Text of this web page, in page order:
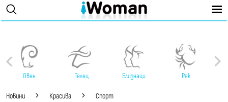
Овен Телец Близнаци Рак
Новини Красива Спорт